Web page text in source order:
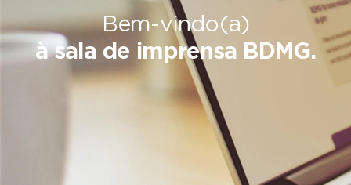
Bem-vindo(a)
à sala de imprensa BDMG.